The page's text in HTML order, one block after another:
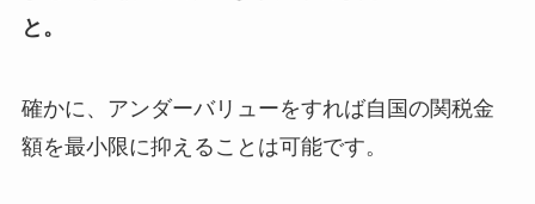
と。
確かに、アンダーバリューをすれば自国の関税金
額を最小限に抑えることは可能です。